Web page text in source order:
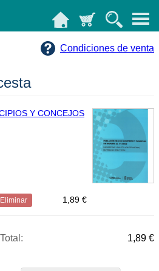
Condiciones de venta
Y CONCEJOS
Eliminar 1,89 €
Total: 1,89 €